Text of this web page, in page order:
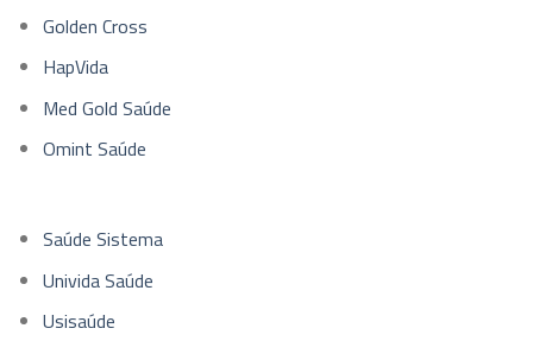
Golden Cross
HapVida
Med Gold Saúde
Omint Saúde
Saúde Sistema
Univida Saúde
Usisaúde